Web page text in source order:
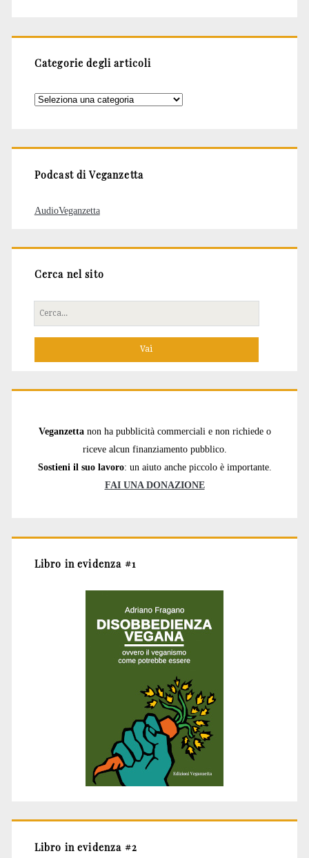
Categorie degli articoli
Categorie
Podcast di Veganzetta
AudioVeganzetta
Cerca nel sito
Cerca
per:
Veganzetta non ha pubblicità commerciali e non richiede o
riceve alcun finanziamento pubblico.
Sostieni il suo lavoro: un aiuto anche piccolo è importante.
FAI UNA DONAZIONE
Libro in evidenza #1
Libro in evidenza #2